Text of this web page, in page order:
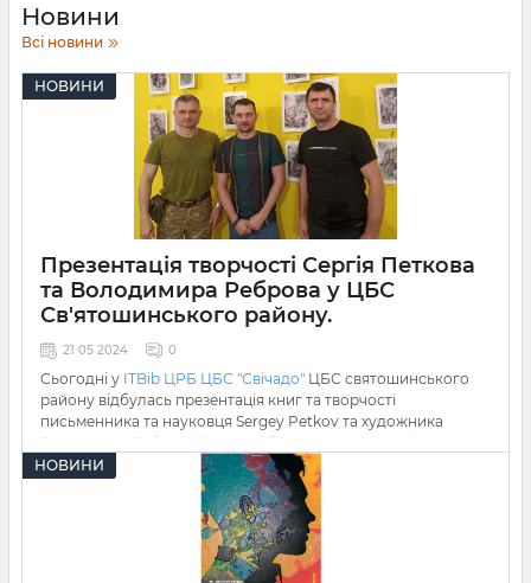
Новини
Всі новини
НОВИНИ
Презентація творчості Сергія Петкова
та Володимира Реброва у ЦБС
Св'ятошинського району.
21 05 2024 0
Сьогодні у ITBib ЦРБ ЦБС "Свічадо" ЦБС святошинського
району відбулась презентація книг та творчості
письменника та науковця Sergey Petkov та художника
Володимир Ребров
. На заході були представленні книги
виданіЛіра-К видавництво
НОВИНИ